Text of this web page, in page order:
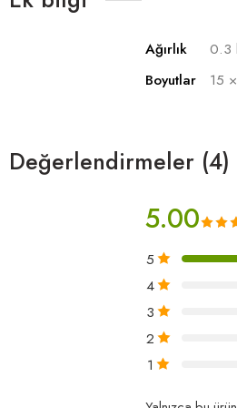
Ağırlık
0.3
Boyutlar
15
Değerlendirmeler (4)
5.00
5
4
3
2
1